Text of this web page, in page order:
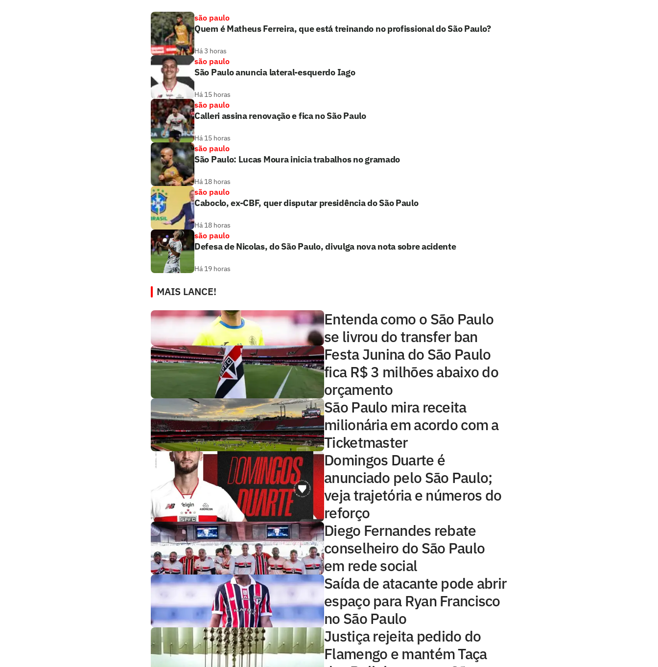
são paulo
Quem é Matheus Ferreira, que está treinando no profissional do São Paulo?
Há 3 horas
são paulo
São Paulo anuncia lateral-esquerdo Iago
Há 15 horas
são paulo
Calleri assina renovação e fica no São Paulo
Há 15 horas
são paulo
São Paulo: Lucas Moura inicia trabalhos no gramado
Há 18 horas
são paulo
Caboclo, ex-CBF, quer disputar presidência do São Paulo
Há 18 horas
são paulo
Defesa de Nicolas, do São Paulo, divulga nova nota sobre acidente
Há 19 horas
MAIS LANCE!
Entenda como o São Paulo
se livrou do transfer ban
Festa Junina do São Paulo
fica R$ 3 milhões abaixo do
orçamento
São Paulo mira receita
milionária em acordo com a
Ticketmaster
Domingos Duarte é
anunciado pelo São Paulo;
veja trajetória e números do
reforço
Diego Fernandes rebate
conselheiro do São Paulo
em rede social
Saída de atacante pode abrir
espaço para Ryan Francisco
no São Paulo
Justiça rejeita pedido do
Flamengo e mantém Taça